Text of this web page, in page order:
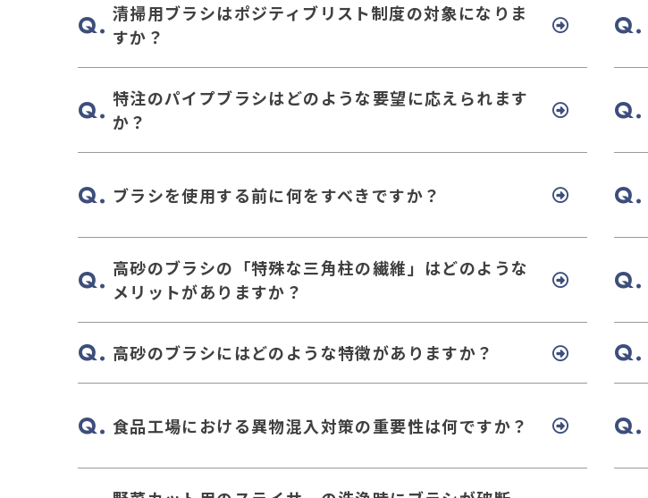
清掃用ブラシはポジティブリスト制度の対象になりま
すか？
特注のパイプブラシはどのような要望に応えられます
か？
ブラシを使用する前に何をすべきですか？
高砂のブラシの「特殊な三角柱の繊維」はどのような
メリットがありますか？
高砂のブラシにはどのような特徴がありますか？
食品工場における異物混入対策の重要性は何ですか？